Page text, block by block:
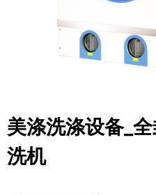
美涤洗涤设备_
洗机